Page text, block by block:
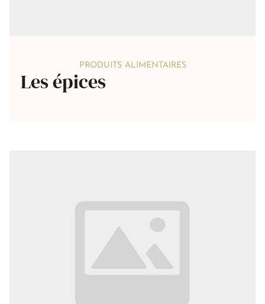
PRODUITS ALIMENTAIRES
Les épices